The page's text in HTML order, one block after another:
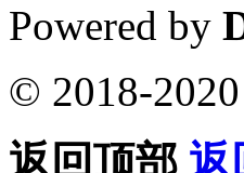
Powered by
© 2018-
返回顶部 返